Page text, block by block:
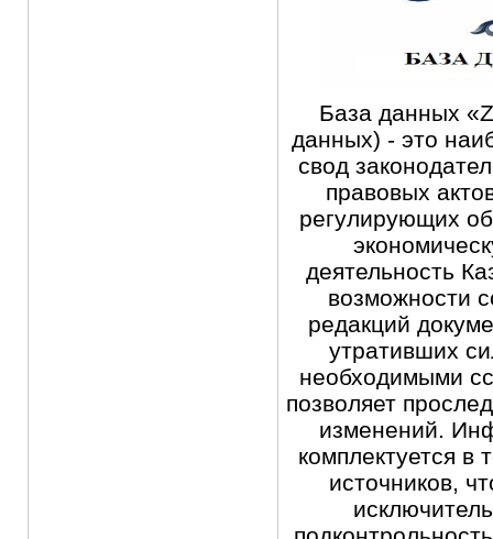
База данных
данных) - это
свод
правовых
регулирующих
деятельность
возможности
редакций
утративших
необходимыми
позволяет
изменений.
комплектуется
источников,